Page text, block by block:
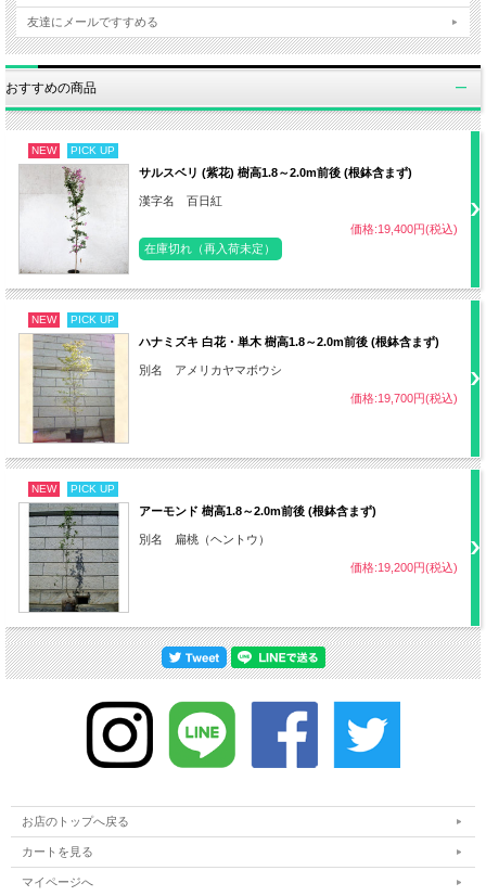
所）
用土
・赤玉土7：腐葉土3の割合
・水はけが良く保水力のある土壌
水やり
肥料
9月 緩効性化成肥料などごく少量（地植
えは不要）
剪定
・基本的に不要
ポット径
植栽間隔
病気 灰色カビ病など
害虫
その他
・難易度 低
・品種指定不可
友達にメールですすめる
おすすめの商品
NEW PICK UP
サルスベリ (紫花) 樹高1.8～2.0m前後 (根鉢含まず)
漢字名 百日紅
価格:19,400円(税込)
在庫切れ（再入荷未定）
NEW PICK UP
ハナミズキ 白花・単木 樹高1.8～2.0m前後 (根鉢含まず)
別名 アメリカヤマボウシ
価格:19,700円(税込)
NEW PICK UP
アーモンド 樹高1.8～2.0m前後 (根鉢含まず)
別名 扁桃（ヘントウ）
価格:19,200円(税込)
お店のトップへ戻る
カートを見る
マイページへ